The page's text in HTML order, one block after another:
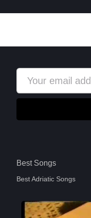
Best Songs
Best Adriatic Songs